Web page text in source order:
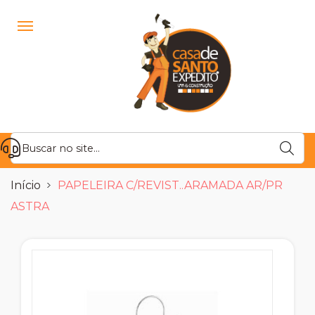
Início
PAPELEIRA C/REVIST..ARAMADA AR/PR
ASTRA